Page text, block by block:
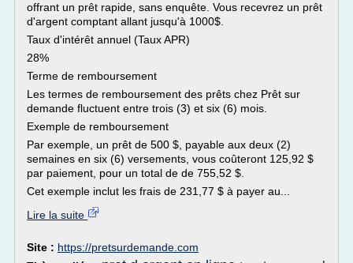
offrant un prêt rapide, sans enquête. Vous recevrez un prêt
d'argent comptant allant jusqu'à 1000$.
Taux d'intérêt annuel (Taux APR)
28%
Terme de remboursement
Les termes de remboursement des prêts chez Prêt sur
demande fluctuent entre trois (3) et six (6) mois.
Exemple de remboursement
Par exemple, un prêt de 500 $, payable aux deux (2)
semaines en six (6) versements, vous coûteront 125,92 $
par paiement, pour un total de de 755,52 $.
Cet exemple inclut les frais de 231,77 $ à payer au...
Lire la suite
Site : https://pretsurdemande.com